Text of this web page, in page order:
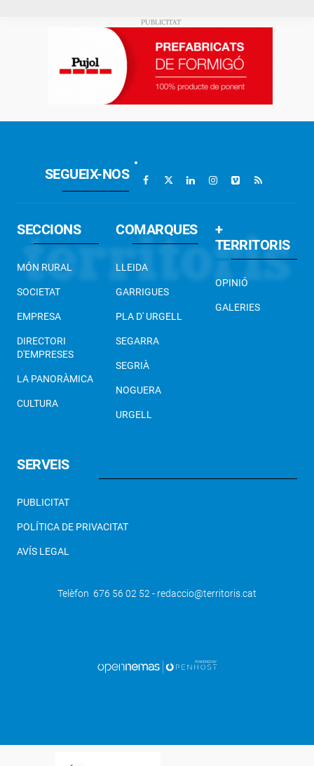
SEGUEIX-NOS
SECCIONS
MÓN RURAL
SOCIETAT
EMPRESA
DIRECTORI
D'EMPRESES
LA PANORÀMICA
CULTURA
COMARQUES
LLEIDA
GARRIGUES
PLA D' URGELL
SEGARRA
SEGRIÀ
NOGUERA
URGELL
+
TERRITORIS
OPINIÓ
GALERIES
SERVEIS
PUBLICITAT
POLÍTICA DE PRIVACITAT
AVÍS LEGAL
Telèfon 676 56 02 52 - redaccio@territoris.cat